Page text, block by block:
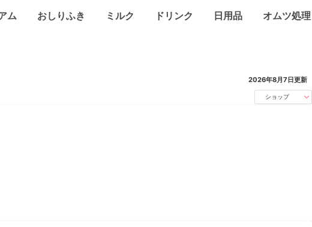
ム おしりふき ミルク ドリンク 日用品 オムツ処理
2026年8月7日更新
ショップ